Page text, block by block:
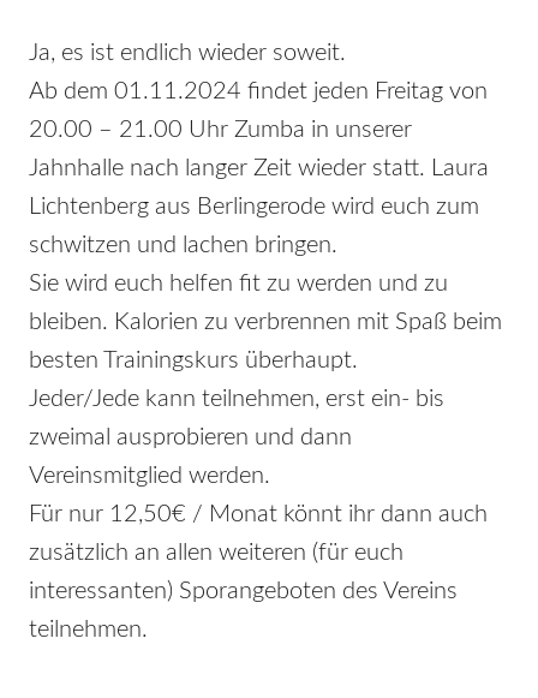
Ja, es ist endlich wieder soweit.
Ab dem 01.11.2024 findet jeden Freitag von
20.00 – 21.00 Uhr Zumba in unserer
Jahnhalle nach langer Zeit wieder statt. Laura
Lichtenberg aus Berlingerode wird euch zum
schwitzen und lachen bringen.
Sie wird euch helfen fit zu werden und zu
bleiben. Kalorien zu verbrennen mit Spaß beim
besten Trainingskurs überhaupt.
Jeder/Jede kann teilnehmen, erst ein- bis
zweimal ausprobieren und dann
Vereinsmitglied werden.
Für nur 12,50€ / Monat könnt ihr dann auch
zusätzlich an allen weiteren (für euch
interessanten) Sporangeboten des Vereins
teilnehmen.